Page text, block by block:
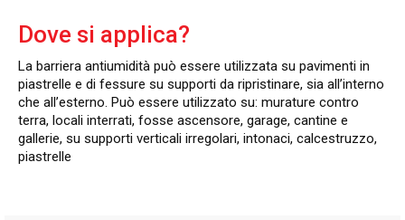
Dove si applica?
La barriera antiumidità può essere utilizzata su pavimenti in
piastrelle e di fessure su supporti da ripristinare, sia all’interno
che all’esterno. Può essere utilizzato su: murature contro
terra, locali interrati, fosse ascensore, garage, cantine e
gallerie, su supporti verticali irregolari, intonaci, calcestruzzo,
piastrelle